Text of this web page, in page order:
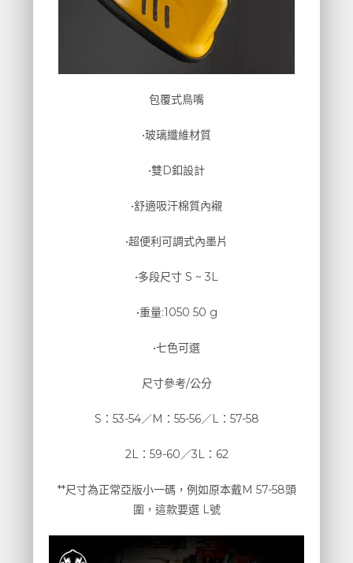
包覆式鳥嘴
•玻璃纖維材質
•雙D釦設計
•舒適吸汗棉質內襯
•超便利可調式內墨片
•多段尺寸 S ~ 3L
•重量:1050 50 g
•七色可選
尺寸參考/公分
S：53-54／M：55-56／L：57-58
2L：59-60／3L：62
**尺寸為正常亞版小一碼，例如原本戴M 57-58頭
圍，這款要選 L號